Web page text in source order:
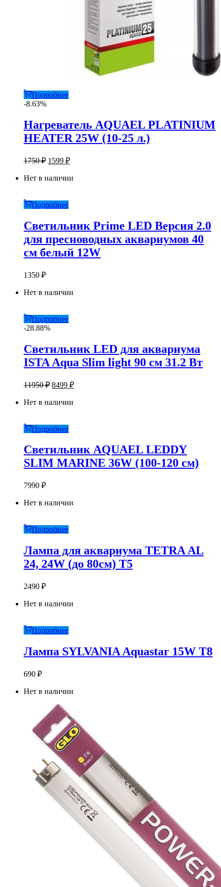
Подробнее
-8.63%
Нагреватель AQUAEL PLATINIUM
HEATER 25W (10-25 л.)
1750₽ Первоначальная
составляла
1599 ₽Текущая
1599 ₽.
Нет в наличии
Подробнее
Светильник Prime LED Версия 2.0
для пресноводных аквариумов 40
см белый 12W
1350 ₽
Нет в наличии
Подробнее
-28.88%
Светильник LED для аквариума
ISTA Aqua Slim light 90 см 31.2 Вт
11950₽ Первоначальная
составляла
8499 ₽Текущая
Нет в наличии
Подробнее
Светильник AQUAEL LEDDY
SLIM MARINE 36W (100-120 см)
7990 ₽
Нет в наличии
Подробнее
Лампа для аквариума TETRA AL
24, 24W (до 80см) Т5
2490 ₽
Нет в наличии
Подробнее
Лампа SYLVANIA Aquastar 15W Т8
690 ₽
Нет в наличии